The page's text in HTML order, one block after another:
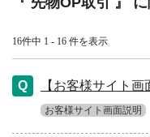
16件中 1 - 16 件を表示
【お客様サイト
お客様サイト画面説明